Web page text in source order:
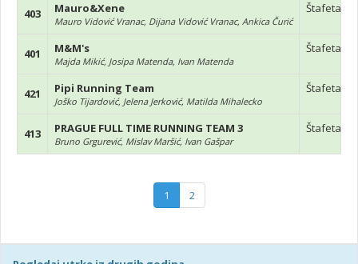
403 Mauro&Xene
Mauro Vidović Vranac, Dijana Vidović Vranac, Ankica Čurić
Štafeta
401 M&M's
Majda Mikić, Josipa Matenda, Ivan Matenda
Štafeta
421 Pipi Running Team
Joško Tijardović, Jelena Jerković, Matilda Mihalecko
Štafeta
413 PRAGUE FULL TIME RUNNING TEAM 3
Bruno Grgurević, Mislav Maršić, Ivan Gašpar
Štafeta
1 2